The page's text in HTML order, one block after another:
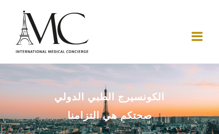
content
الكونسيرج الطبي الدولي
صحتكم هي التزامنا